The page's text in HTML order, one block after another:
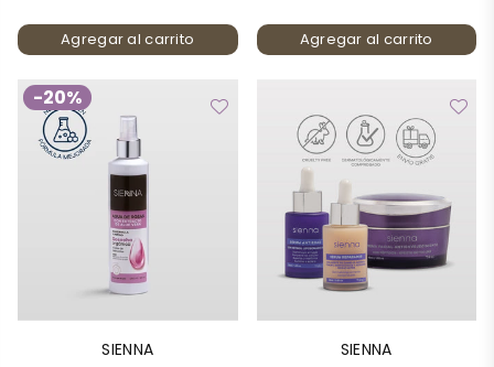
Agregar al carrito Agregar al carrito
-20%
SIENNA SIENNA